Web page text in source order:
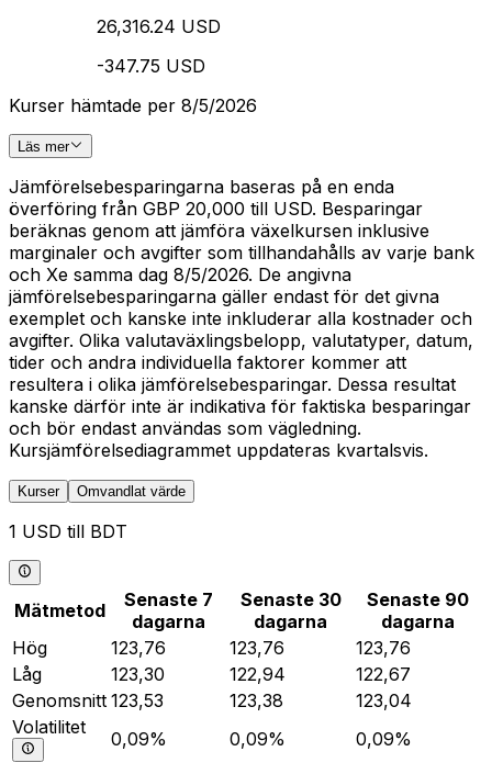
26,316.24 USD
-347.75 USD
Kurser hämtade per 8/5/2026
Läs mer
Jämförelsebesparingarna baseras på en enda
överföring från GBP 20,000 till USD. Besparingar
beräknas genom att jämföra växelkursen inklusive
marginaler och avgifter som tillhandahålls av varje bank
och Xe samma dag 8/5/2026. De angivna
jämförelsebesparingarna gäller endast för det givna
exemplet och kanske inte inkluderar alla kostnader och
avgifter. Olika valutaväxlingsbelopp, valutatyper, datum,
tider och andra individuella faktorer kommer att
resultera i olika jämförelsebesparingar. Dessa resultat
kanske därför inte är indikativa för faktiska besparingar
och bör endast användas som vägledning.
Kursjämförelsediagrammet uppdateras kvartalsvis.
Kurser Omvandlat värde
1 USD till BDT
Mätmetod
Senaste 7
dagarna
Senaste 30
dagarna
Senaste 90
dagarna
Hög
123,76 123,76
123,76
Låg
123,30 122,94
122,67
Genomsnitt 123,53 123,38
123,04
Volatilitet
0,09% 0,09% 0,09%